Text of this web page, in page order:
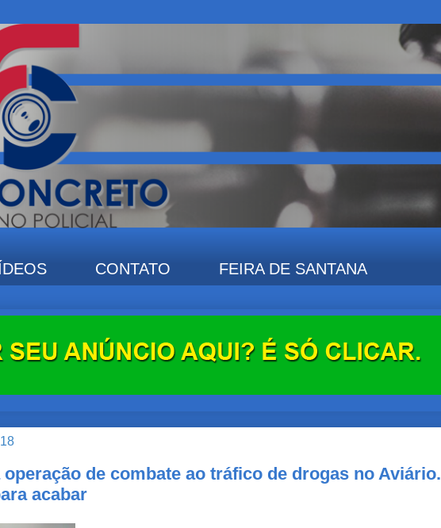
CONTATO FEIRA DE SANTANA
operação de combate ao tráfico de drogas no Aviário.
acabar